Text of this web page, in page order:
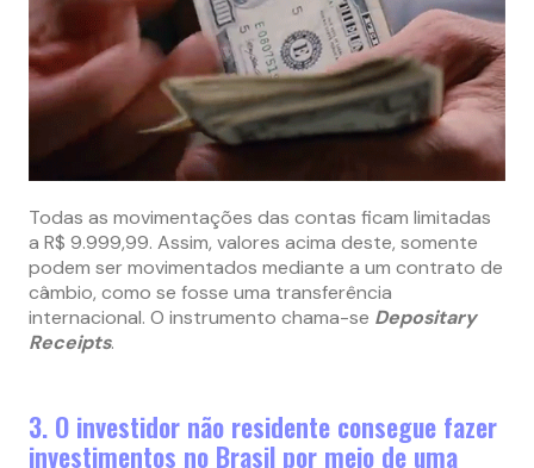
Todas as movimentações das contas ficam limitadas
a R$ 9.999,99. Assim, valores acima deste, somente
podem ser movimentados mediante a um contrato de
câmbio, como se fosse uma transferência
internacional. O instrumento chama-se Depositary
Receipts.
3. O investidor não residente consegue fazer
investimentos no Brasil por meio de uma